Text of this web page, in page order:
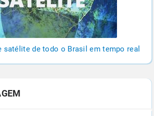
satélite de todo o Brasil em tempo real